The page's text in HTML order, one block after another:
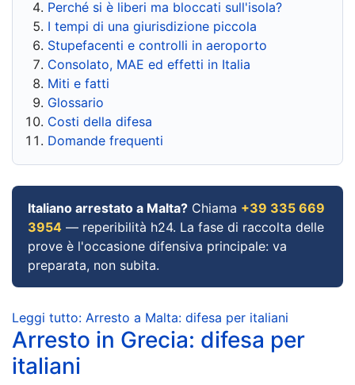
Perché si è liberi ma bloccati sull'isola?
I tempi di una giurisdizione piccola
Stupefacenti e controlli in aeroporto
Consolato, MAE ed effetti in Italia
Miti e fatti
Glossario
Costi della difesa
Domande frequenti
Italiano arrestato a Malta? Chiama +39 335 669
3954 — reperibilità h24. La fase di raccolta delle
prove è l'occasione difensiva principale: va
preparata, non subita.
Leggi tutto: Arresto a Malta: difesa per italiani
Arresto in Grecia: difesa per
italiani